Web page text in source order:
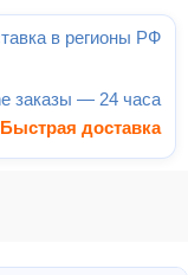
в регионы РФ
заказы — 24 часа
Быстрая доставка